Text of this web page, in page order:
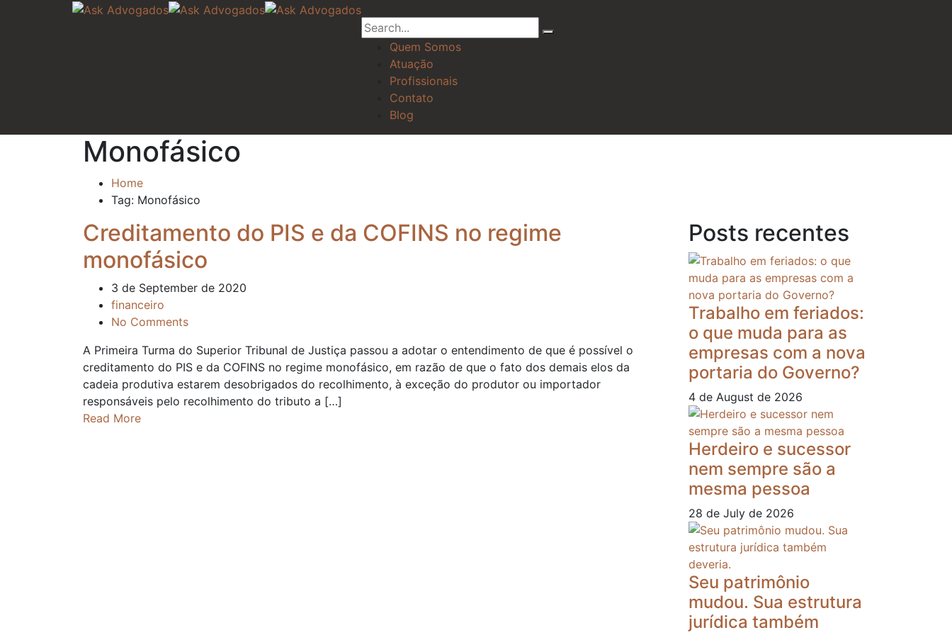
Quem Somos
Atuação
Profissionais
Contato
Blog
Monofásico
Home
Tag: Monofásico
Creditamento do PIS e da COFINS no regime
monofásico
3 de September de 2020
financeiro
No Comments
A Primeira Turma do Superior Tribunal de Justiça passou a adotar o entendimento de que é possível o
creditamento do PIS e da COFINS no regime monofásico, em razão de que o fato dos demais elos da
cadeia produtiva estarem desobrigados do recolhimento, à exceção do produtor ou importador
responsáveis pelo recolhimento do tributo a […]
Read More
Posts recentes
Trabalho em feriados:
o que muda para as
empresas com a nova
portaria do Governo?
4 de August de 2026
Herdeiro e sucessor
nem sempre são a
mesma pessoa
28 de July de 2026
Seu patrimônio
mudou. Sua estrutura
jurídica também